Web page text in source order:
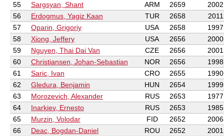
55
Sargsyan, Shant ARM 2659
2002
56
Erdogmus, Yagiz Kaan TUR 2658
2011
57
Oparin, Grigoriy USA 2658
1997
58
Xiong, Jeffery USA 2656
2000
59
Nguyen, Thai Dai Van CZE 2656
2001
60
Christiansen, Johan-Sebastian NOR 2656
1998
61
Saric, Ivan CRO 2655
1990
62
Gledura, Benjamin HUN 2654
1999
63
Morozevich, Alexander RUS 2653
1977
64
Inarkiev, Ernesto RUS 2653
1985
65
Murzin, Volodar FID 2652
2006
66
Deac, Bogdan-Daniel ROU 2652
2001